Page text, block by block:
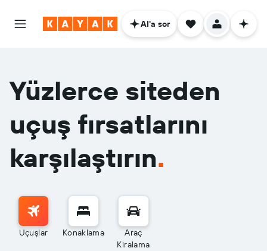
AI'a sor
Yüzlerce siteden
uçuş fırsatlarını
karşılaştırın.
Uçuşlar Konaklama
Araç
Kiralama